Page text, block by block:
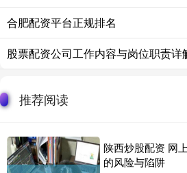
合肥配资平台正规排名
股票配资公司工作内容与岗位职责详
推荐阅读
陕西炒股配资 网
的风险与陷阱